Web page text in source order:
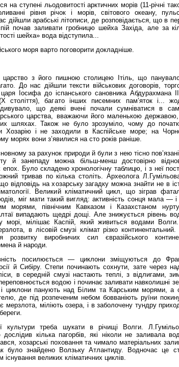
на ступені льодовитості арктичних морів (11-річні
рівня річок і морів, світового океану,
дійшли арабські літописи, де розпові­дається, що в
почав заливати гробницю шейха Західа, але за
шейха» вода відсту­пила...
моря варто поговорити докладніше.
царство з йо­го пишною столицею Ітіль, що
До нас дійшли тексти військових догово­рів,
царя Іосифа до іспанського сановника Абдурахмана
століття), багато інших писем­них пам’яток і...
що деякі вчені почали сумніватися в
царства, вважаю­чи його маленькою
шляхах. Також не було зро­зуміло, чому до
Хозарію і не заходили в Каспійське море; на
мо­рях вони з’явилися на сто років ра­ніше.
за рахунок природи й були з нею тісно
й занепаду можна більш-менш досто­вірно
Було складено хронологічну таблицю, і з неї
тривав по кіль­ка століть. Археолога
відповідь на хозарську загадку можна знайти не в
Великий кліматичний цикл, що зіграв
міг мати такий вигляд: активність сонця ма­ла —
морями, північним Кавказом і Казахстаном
випадають щедрі дощі. Але знижується рівень
морі, мілішає Каспій, який живиться водами
в лісовій смузі клімат різко континентальний.
виробничих сил євразійського
й народи.
посилюється — циклони зміщуються до
й Сибіру. Степи починають сохнути, зате через
в середній смузі настають теплі, з відлигами,
водою і починає заливати навколишні
циклони панують над Білим та Карським морями, а
де під розпеченим небом бовваніють руїни
мерзлота, міліють озера, і в заболочену тундру
культури треба шукати в річищі Волги.
кілька пагорбів, які ніколи не заливала
хозарські поховання та чимало матеріальних
було знайдено Волзьку Атлантиду. Вод­ночас це
великих кліматичних цик­лів.